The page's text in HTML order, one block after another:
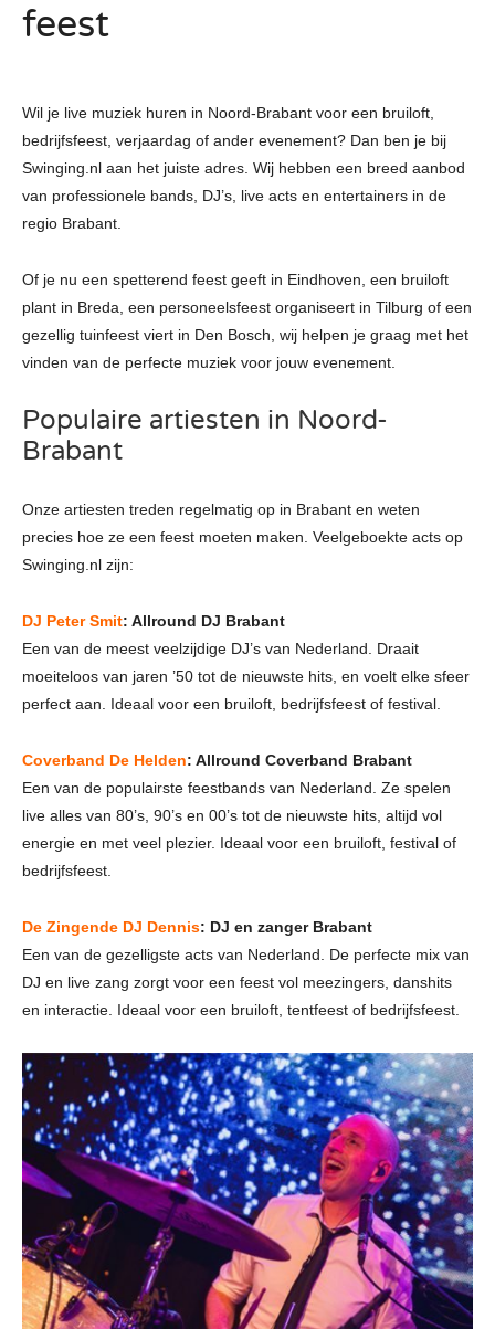
feest
Wil je live muziek huren in Noord-Brabant voor een bruiloft,
bedrijfsfeest, verjaardag of ander evenement? Dan ben je bij
Swinging.nl aan het juiste adres. Wij hebben een breed aanbod
van professionele bands, DJ’s, live acts en entertainers in de
regio Brabant.
Of je nu een spetterend feest geeft in Eindhoven, een bruiloft
plant in Breda, een personeelsfeest organiseert in Tilburg of een
gezellig tuinfeest viert in Den Bosch, wij helpen je graag met het
vinden van de perfecte muziek voor jouw evenement.
Populaire artiesten in Noord-
Brabant
Onze artiesten treden regelmatig op in Brabant en weten
precies hoe ze een feest moeten maken. Veelgeboekte acts op
Swinging.nl zijn:
DJ Peter Smit: Allround DJ Brabant
Een van de meest veelzijdige DJ’s van Nederland. Draait
moeiteloos van jaren ’50 tot de nieuwste hits, en voelt elke sfeer
perfect aan. Ideaal voor een bruiloft, bedrijfsfeest of festival.
Coverband De Helden: Allround Coverband Brabant
Een van de populairste feestbands van Nederland. Ze spelen
live alles van 80’s, 90’s en 00’s tot de nieuwste hits, altijd vol
energie en met veel plezier. Ideaal voor een bruiloft, festival of
bedrijfsfeest.
De Zingende DJ Dennis: DJ en zanger Brabant
Een van de gezelligste acts van Nederland. De perfecte mix van
DJ en live zang zorgt voor een feest vol meezingers, danshits
en interactie. Ideaal voor een bruiloft, tentfeest of bedrijfsfeest.